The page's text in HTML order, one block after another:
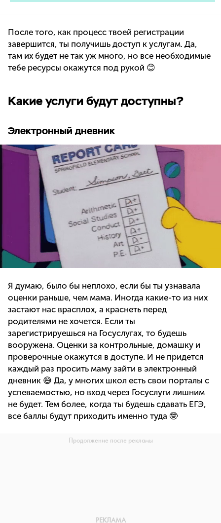
После того, как процесс твоей регистрации
завершится, ты получишь доступ к услугам. Да,
там их будет не так уж много, но все необходимые
тебе ресурсы окажутся под рукой 😊
Какие услуги будут доступны?
Электронный дневник
Я думаю, было бы неплохо, если бы ты узнавала
оценки раньше, чем мама. Иногда какие-то из них
застают нас врасплох, а краснеть перед
родителями не хочется. Если ты
зарегистрируешься на Госуслугах, то будешь
вооружена. Оценки за контрольные, домашку и
проверочные окажутся в доступе. И не придется
каждый раз просить маму зайти в электронный
дневник 😅 Да, у многих школ есть свои порталы с
успеваемостью, но вход через Госуслуги лишним
не будет. Тем более, когда ты будешь сдавать ЕГЭ,
все баллы будут приходить именно туда 🤓